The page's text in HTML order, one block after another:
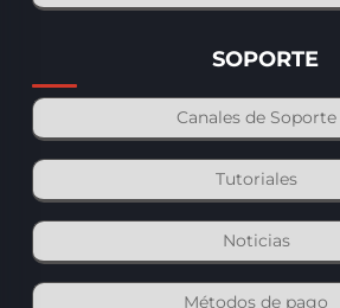
SOPORTE
Canales de Soporte
Tutoriales
Noticias
Métodos de pago